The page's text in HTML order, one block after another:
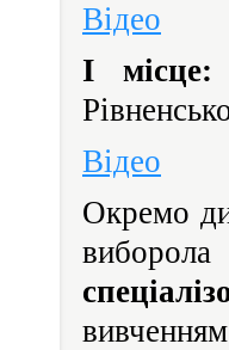
Відео
І місце:
Відео
Окремо